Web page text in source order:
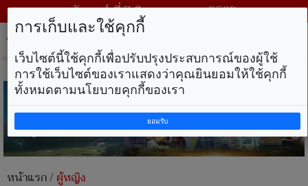
วันศุกร์ ที่ 7 สิงหาคม พ.ศ. 2569
หน้าแรก/ผู้หญิง
การเก็บและใช้คุกกี้
เว็บไซต์นี้ใช้คุกกี้เพื่อปรับปรุงประสบการณ์ของผู้ใช้
การใช้เว็บไซต์ของเราแสดงว่าคุณยินยอมให้ใช้คุกกี้
ทั้งหมดตามนโยบายคุกกี้ของเรา
ยอมรับ